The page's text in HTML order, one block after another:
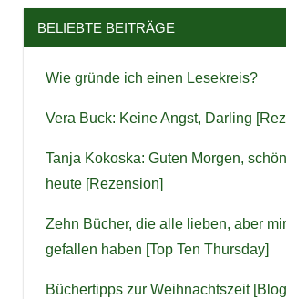
BELIEBTE BEITRÄGE
Wie gründe ich einen Lesekreis?
Vera Buck: Keine Angst, Darling
Tanja Kokoska: Guten Morgen,
heute [Rezension]
Zehn Bücher, die alle lieben, aber
gefallen haben [Top Ten Thursday]
Büchertipps zur Weihnachtszeit